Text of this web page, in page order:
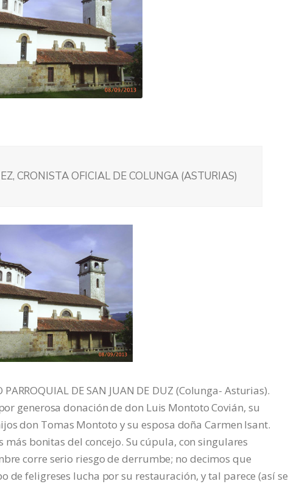
CRONISTA OFICIAL DE COLUNGA (ASTURIAS)
DE SAN JUAN DE DUZ (Colunga- Asturias).
generosa donación de don Luis Montoto Covián, su
don Tomas Montoto y su esposa doña Carmen Isant.
más bonitas del concejo. Su cúpula, con singulares
corre serio riesgo de derrumbe; no decimos que
de feligreses lucha por su restauración, y tal parece (así se